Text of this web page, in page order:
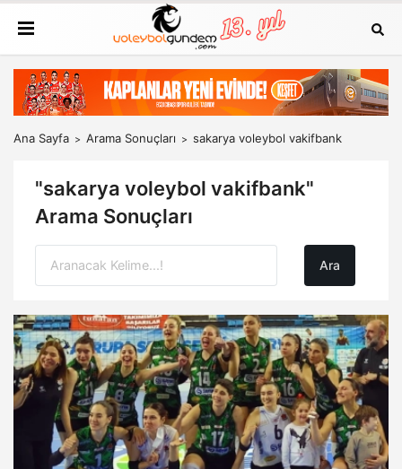
Ana Sayfa Arama Sonuçları sakarya voleybol vakifbank
"sakarya voleybol vakifbank"
Arama Sonuçları